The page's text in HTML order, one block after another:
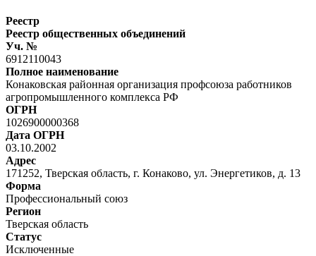
Реестр
Реестр общественных объединений
Уч. №
6912110043
Полное наименование
Конаковская районная организация профсоюза работников
агропромышленного комплекса РФ
ОГРН
1026900000368
Дата ОГРН
03.10.2002
Адрес
171252, Тверская область, г. Конаково, ул. Энергетиков, д. 13
Форма
Профессиональный союз
Регион
Тверская область
Статус
Исключенные